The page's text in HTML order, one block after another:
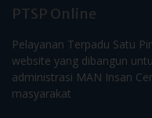
PTSP Online
Pelayanan Terpadu Satu
website yang dibangun
administrasi MAN Insan
masyarakat